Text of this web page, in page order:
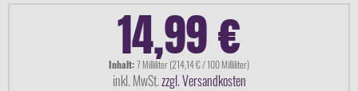
14,99 €
Inhalt:7 Milliliter (214,14 € / 100 Milliliter)
inkl. MwSt.zzgl. Versandkosten